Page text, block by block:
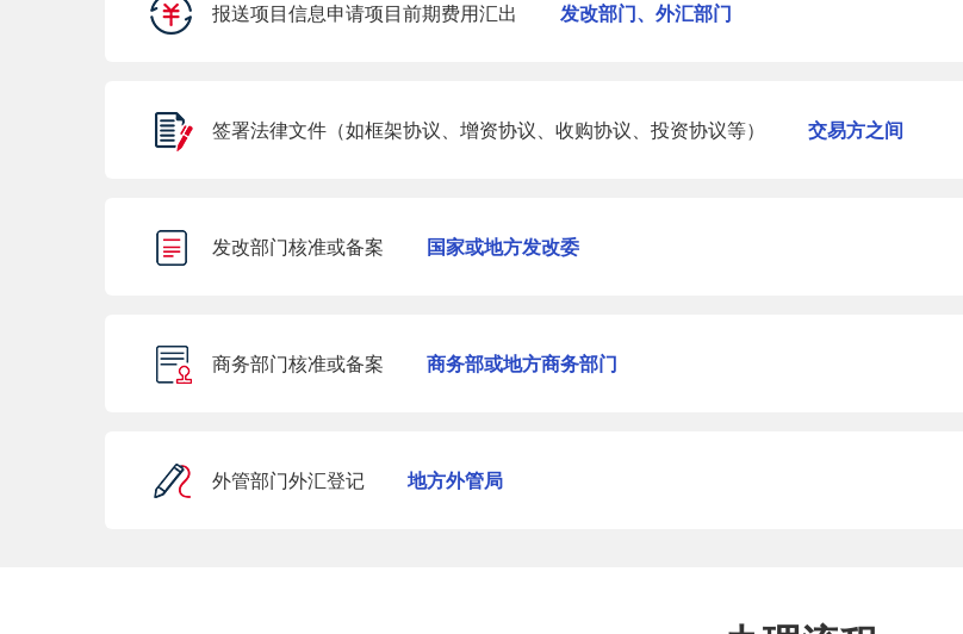
报送项目信息申请项目前期费用汇出 发改部门、外汇部门
签署法律文件（如框架协议、增资协议、收购协议、投资协议等） 交易方之间
发改部门核准或备案 国家或地方发改委
商务部门核准或备案 商务部或地方商务部门
外管部门外汇登记 地方外管局